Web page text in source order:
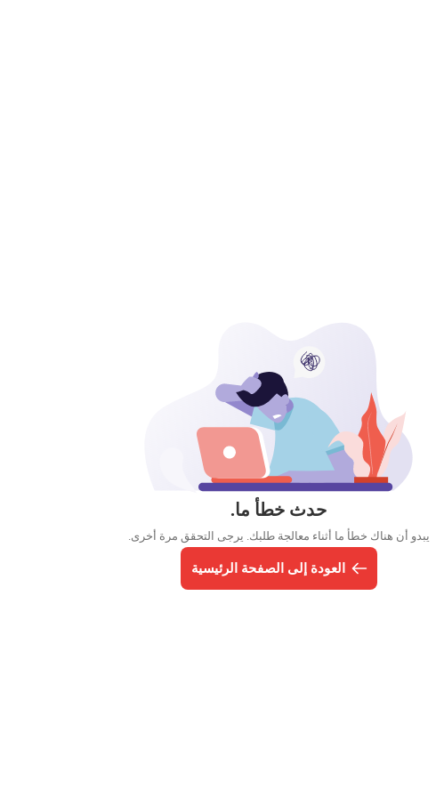
حدث خطأ ما.
يبدو أن هناك خطأ ما أثناء معالجة طلبك. يرجى التحقق مرة أخرى.
العودة إلى الصفحة الرئيسية